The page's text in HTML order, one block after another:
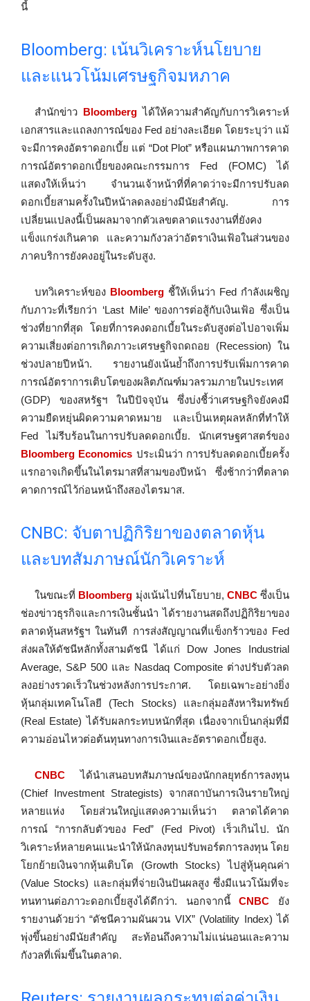
นี้
Bloomberg: เน้นวิเคราะห์นโยบาย
และแนวโน้มเศรษฐกิจมหภาค
สำนักข่าว Bloomberg ได้ให้ความสำคัญกับการวิเคราะห์
เอกสารและแถลงการณ์ของ Fed อย่างละเอียด โดยระบุว่า แม้
จะมีการคงอัตราดอกเบี้ย แต่ “Dot Plot” หรือแผนภาพการคาด
การณ์อัตราดอกเบี้ยของคณะกรรมการ Fed (FOMC) ได้
แสดงให้เห็นว่า จำนวนเจ้าหน้าที่ที่คาดว่าจะมีการปรับลด
ดอกเบี้ยสามครั้งในปีหน้าลดลงอย่างมีนัยสำคัญ. การ
เปลี่ยนแปลงนี้เป็นผลมาจากตัวเลขตลาดแรงงานที่ยังคง
แข็งแกร่งเกินคาด และความกังวลว่าอัตราเงินเฟ้อในส่วนของ
ภาคบริการยังคงอยู่ในระดับสูง.
บทวิเคราะห์ของ Bloomberg ชี้ให้เห็นว่า Fed กำลังเผชิญ
กับภาวะที่เรียกว่า ‘Last Mile’ ของการต่อสู้กับเงินเฟ้อ ซึ่งเป็น
ช่วงที่ยากที่สุด โดยที่การคงดอกเบี้ยในระดับสูงต่อไปอาจเพิ่ม
ความเสี่ยงต่อการเกิดภาวะเศรษฐกิจถดถอย (Recession) ใน
ช่วงปลายปีหน้า. รายงานยังเน้นย้ำถึงการปรับเพิ่มการคาด
การณ์อัตราการเติบโตของผลิตภัณฑ์มวลรวมภายในประเทศ
(GDP) ของสหรัฐฯ ในปีปัจจุบัน ซึ่งบ่งชี้ว่าเศรษฐกิจยังคงมี
ความยืดหยุ่นผิดความคาดหมาย และเป็นเหตุผลหลักที่ทำให้
Fed ไม่รีบร้อนในการปรับลดดอกเบี้ย. นักเศรษฐศาสตร์ของ
Bloomberg Economics ประเมินว่า การปรับลดดอกเบี้ยครั้ง
แรกอาจเกิดขึ้นในไตรมาสที่สามของปีหน้า ซึ่งช้ากว่าที่ตลาด
คาดการณ์ไว้ก่อนหน้าถึงสองไตรมาส.
CNBC: จับตาปฏิกิริยาของตลาดหุ้น
และบทสัมภาษณ์นักวิเคราะห์
ในขณะที่ Bloomberg มุ่งเน้นไปที่นโยบาย, CNBCซึ่งเป็น
ช่องข่าวธุรกิจและการเงินชั้นนำ ได้รายงานสดถึงปฏิกิริยาของ
ตลาดหุ้นสหรัฐฯ ในทันที การส่งสัญญาณที่แข็งกร้าวของ Fed
ส่งผลให้ดัชนีหลักทั้งสามดัชนี ได้แก่ Dow Jones Industrial
Average, S&P 500 และ Nasdaq Composite ต่างปรับตัวลด
ลงอย่างรวดเร็วในช่วงหลังการประกาศ. โดยเฉพาะอย่างยิ่ง
หุ้นกลุ่มเทคโนโลยี (Tech Stocks) และกลุ่มอสังหาริมทรัพย์
(Real Estate) ได้รับผลกระทบหนักที่สุด เนื่องจากเป็นกลุ่มที่มี
ความอ่อนไหวต่อต้นทุนทางการเงินและอัตราดอกเบี้ยสูง.
CNBC ได้นำเสนอบทสัมภาษณ์ของนักกลยุทธ์การลงทุน
(Chief Investment Strategists) จากสถาบันการเงินรายใหญ่
หลายแห่ง โดยส่วนใหญ่แสดงความเห็นว่า ตลาดได้คาด
การณ์ “การกลับตัวของ Fed” (Fed Pivot) เร็วเกินไป. นัก
วิเคราะห์หลายคนแนะนำให้นักลงทุนปรับพอร์ตการลงทุน โดย
โยกย้ายเงินจากหุ้นเติบโต (Growth Stocks) ไปสู่หุ้นคุณค่า
(Value Stocks) และกลุ่มที่จ่ายเงินปันผลสูง ซึ่งมีแนวโน้มที่จะ
ทนทานต่อภาวะดอกเบี้ยสูงได้ดีกว่า. นอกจากนี้CNBC ยัง
รายงานด้วยว่า “ดัชนีความผันผวน VIX” (Volatility Index) ได้
พุ่งขึ้นอย่างมีนัยสำคัญ สะท้อนถึงความไม่แน่นอนและความ
กังวลที่เพิ่มขึ้นในตลาด.